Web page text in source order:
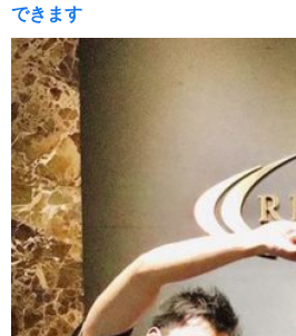
できます